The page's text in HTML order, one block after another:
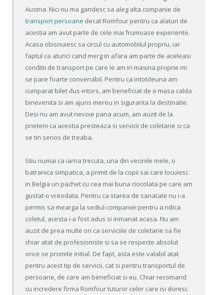
Austria. Nici nu ma gandesc sa aleg alta companie de
transport persoane decat Romfour pentru ca alaturi de
acestia am avut parte de cele mai frumoase experiente.
Acasa obisnuiesc sa circul cu automobilul propriu, iar
faptul ca atunci cand merg in afara am parte de aceleasi
conditii de transport pe care le am in masina proprie mi
se pare foarte convenabil. Pentru ca intotdeuna am
cumparat bilet dus-intors, am beneficiat de o masa calda
binevenita si am ajuns mereu in siguranta la destinatie.
Desi nu am avut nevoie pana acum, am auzit de la
prieteni ca acestia presteaza si servicii de coletarie si ca
se tin serios de treaba.
Stiu numai ca iarna trecuta, una din vecinile mele, o
batranica simpatica, a primit de la copii sai care locuiesc
in Belgia un pachet cu cea mai buna ciocolata pe care am
gustat-o vreodata. Pentru ca starea de sanatate nu i-a
permis sa mearga la sediul companiei pentru a ridica
coletul, acesta i-a fost adus si inmanat acasa. Nu am
auzit de prea multe ori ca serviciile de coletarie sa fie
chiar atat de profesioniste si sa se respecte absolut
orice se promite initial. De fapt, asta este valabil atat
pentru acest tip de servicii, cat si pentru transportul de
persoane, de care am beneficiat si eu. Chiar recomand
cu incredere firma Romfour tuturor celor care isi doresc